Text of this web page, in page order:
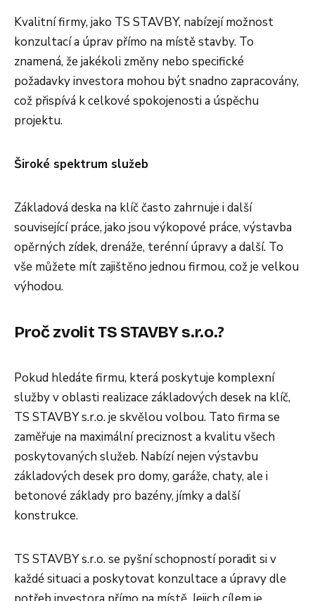
Kvalitní firmy, jako TS STAVBY, nabízejí možnost
konzultací a úprav přímo na místě stavby. To
znamená, že jakékoli změny nebo specifické
požadavky investora mohou být snadno zapracovány,
což přispívá k celkové spokojenosti a úspěchu
projektu.
Široké spektrum služeb
Základová deska na klíč často zahrnuje i další
související práce, jako jsou výkopové práce, výstavba
opěrných zídek, drenáže, terénní úpravy a další. To
vše můžete mít zajištěno jednou firmou, což je velkou
výhodou.
Proč zvolit TS STAVBY s.r.o.?
Pokud hledáte firmu, která poskytuje komplexní
služby v oblasti realizace základových desek na klíč,
TS STAVBY s.r.o. je skvělou volbou. Tato firma se
zaměřuje na maximální preciznost a kvalitu všech
poskytovaných služeb. Nabízí nejen výstavbu
základových desek pro domy, garáže, chaty, ale i
betonové základy pro bazény, jímky a další
konstrukce.
TS STAVBY s.r.o. se pyšní schopností poradit si v
každé situaci a poskytovat konzultace a úpravy dle